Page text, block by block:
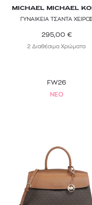
MICHAEL MICHAEL
ΓΥΝΑΙΚΕΙΑ ΤΣΑΝΤΑ
295,00 €
2 Διαθέσιμα Χρώματα
FW26
NEO